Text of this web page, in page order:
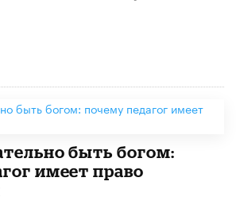
быть богом:
имеет право